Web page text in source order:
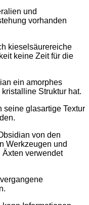
und
vorhanden
kieselsäurereiche
keine Zeit für die
ein amorphes
Struktur hat.
seine glasartige Textur
von den
Werkzeugen und
Äxten verwendet